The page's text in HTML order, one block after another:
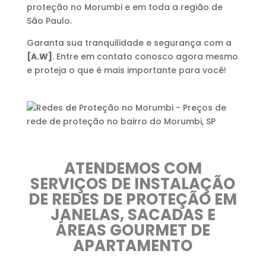
proteção no Morumbi e em toda a região de
São Paulo.
Garanta sua tranquilidade e segurança com a
[A.W] . Entre em contato conosco agora mesmo
e proteja o que é mais importante para você!
ATENDEMOS COM
SERVIÇOS DE INSTALAÇÃO
DE REDES DE PROTEÇÃO EM
JANELAS, SACADAS E
ÁREAS GOURMET DE
APARTAMENTO